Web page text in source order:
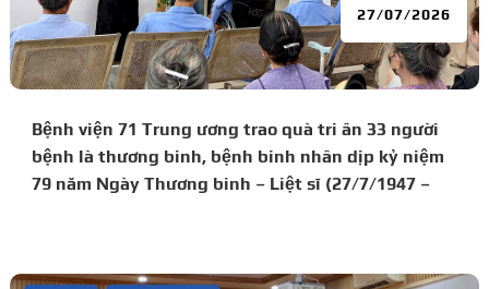
Bệnh viện 71 Trung ương trao quà tri ân 33 người
bệnh là thương binh, bệnh binh nhân dịp kỷ niệm
79 năm Ngày Thương binh – Liệt sĩ (27/7/1947 –
27/07/2026